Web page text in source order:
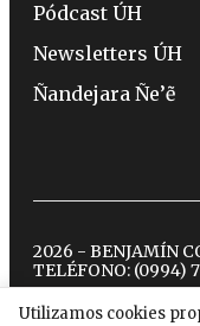
Utilizamos cookies
Pódcast ÚH
Newsletters ÚH
Ñandejara Ñe’ẽ
2026 - BENJAMÍN
TELÉFONO: (0994)